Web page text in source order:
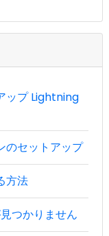
ップ Lightning
のセットアップ
方法
つかりません